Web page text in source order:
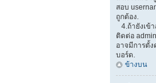
สอบ
ถูกต้อง.
4.ถ้ายังเข้
ติดต่อ
อาจมีการตั้
บอร์ด.
ข้างบน